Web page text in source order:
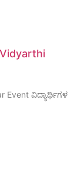
ವಿದ್ಯಾರ್ಥಿಗಳ